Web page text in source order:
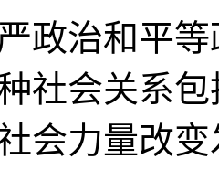
政治和平
社会关系
会力量改